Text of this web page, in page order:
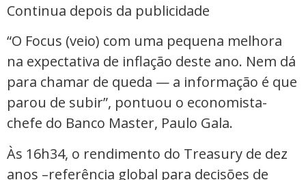
Continua depois da publicidade
“O Focus (veio) com uma pequena melhora
na expectativa de inflação deste ano. Nem dá
para chamar de queda — a informação é que
parou de subir”, pontuou o economista-
chefe do Banco Master, Paulo Gala.
Às 16h34, o rendimento do Treasury de dez
anos –referência global para decisões de